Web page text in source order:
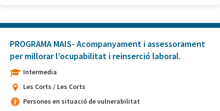
PROGRAMA MAIS- Acompanyament i assessorament
per millorar l’ocupabilitat i reinserció laboral.
Intermedia
Les Corts / Les Corts
Persones en situació de vulnerabilitat